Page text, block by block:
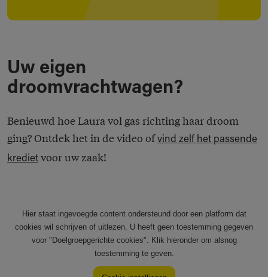
Uw eigen
droomvrachtwagen?
Benieuwd hoe Laura vol gas richting haar droom
ging? Ontdek het in de video ofvind zelf het passende
krediet voor uw zaak!